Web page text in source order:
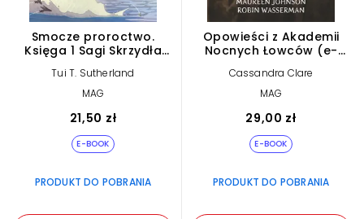
Smocze proroctwo.
Księga 1 Sagi Skrzydła
Księga 1. (e-book)
Tui T. Sutherland
MAG
21,50 zł
E-BOOK
PRODUKT DO POBRANIA
Opowieści z Akademii
Nocnych Łowców (e-
Cassandra Clare
MAG
29,00 zł
E-BOOK
PRODUKT DO POBRANIA